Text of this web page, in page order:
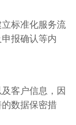
标准化服务流
报确认等内
客户信息，因
数据保密措